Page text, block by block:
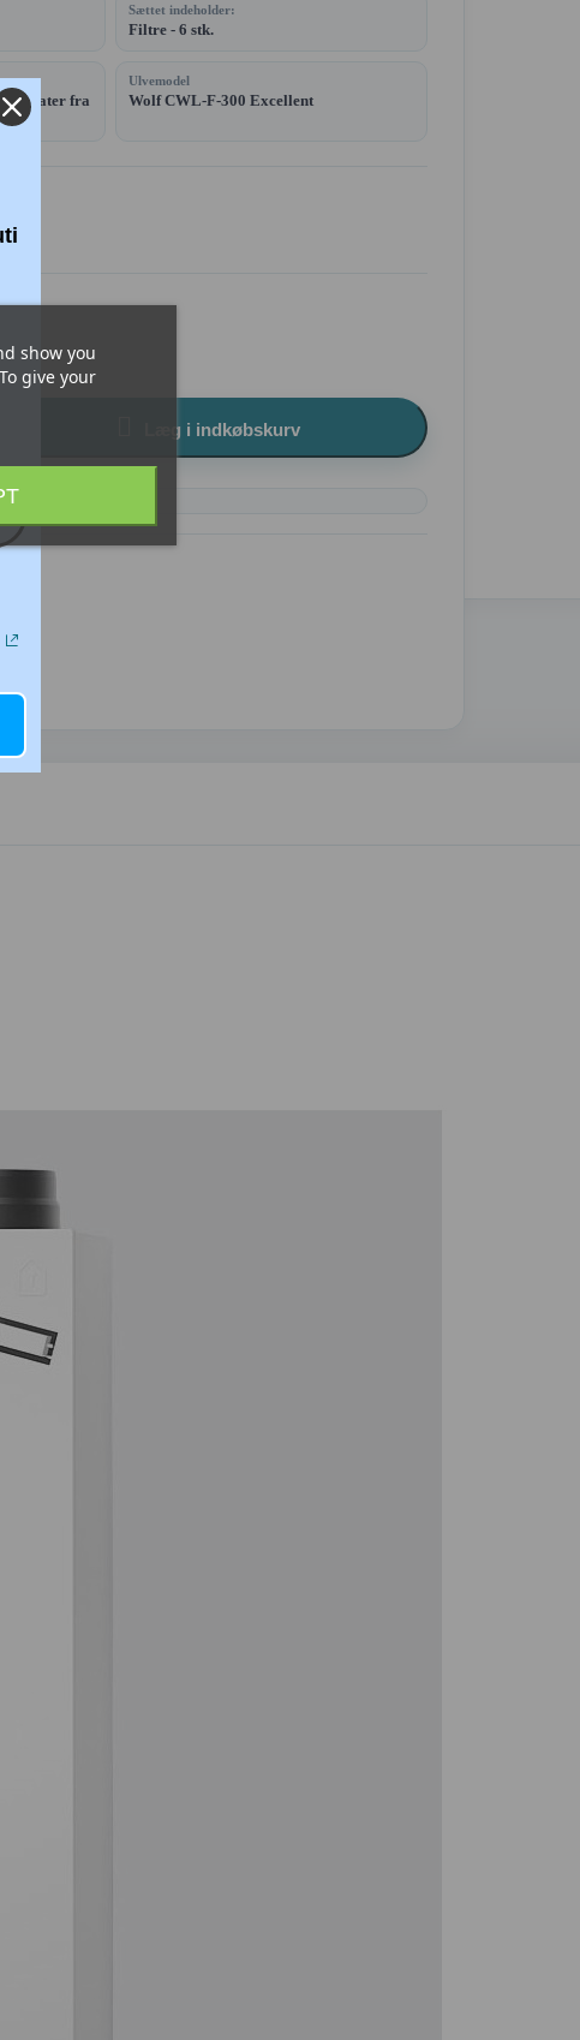
Sættet indeholder:
Filtre - 6 stk.
fra
Ulvemodel
Wolf CWL-F-300 Excellent
Læg i indkøbskurv
show you
give your